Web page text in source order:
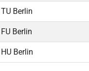
TU Berlin
FU Berlin
HU Berlin